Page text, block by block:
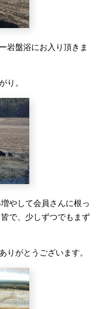
岩盤浴にお入り頂きま
り。
やして会員さんに根っ
皆で、少しずつでもまず
りがとうございます。